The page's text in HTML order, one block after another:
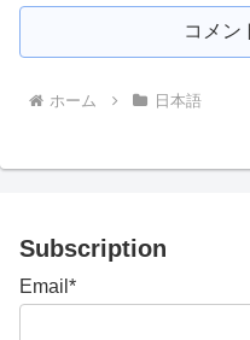
コメン
ホーム 日本語
Subscription
Email*